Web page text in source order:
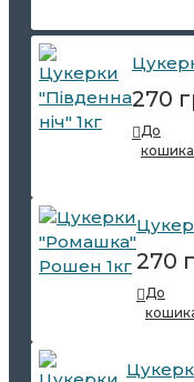
270
До
кошика
270
До